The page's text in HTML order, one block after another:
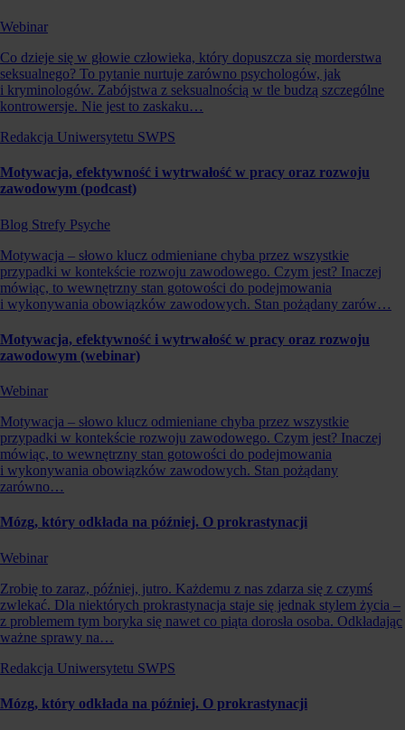
Webinar
Co dzieje się w głowie człowieka, który dopuszcza się morderstwa
seksualnego? To pytanie nurtuje zarówno psychologów, jak
i kryminologów. Zabójstwa z seksualnością w tle budzą szczególne
kontrowersje. Nie jest to zaskaku…
Redakcja Uniwersytetu SWPS
Motywacja, efektywność i wytrwałość w pracy oraz rozwoju
zawodowym (podcast)
Blog Strefy Psyche
Motywacja – słowo klucz odmieniane chyba przez wszystkie
przypadki w kontekście rozwoju zawodowego. Czym jest? Inaczej
mówiąc, to wewnętrzny stan gotowości do podejmowania
i wykonywania obowiązków zawodowych. Stan pożądany zarów…
Motywacja, efektywność i wytrwałość w pracy oraz rozwoju
zawodowym (webinar)
Webinar
Motywacja – słowo klucz odmieniane chyba przez wszystkie
przypadki w kontekście rozwoju zawodowego. Czym jest? Inaczej
mówiąc, to wewnętrzny stan gotowości do podejmowania
i wykonywania obowiązków zawodowych. Stan pożądany
zarówno…
Mózg, który odkłada na później. O prokrastynacji
Webinar
Zrobię to zaraz, później, jutro. Każdemu z nas zdarza się z czymś
zwlekać. Dla niektórych prokrastynacja staje się jednak stylem życia –
z problemem tym boryka się nawet co piąta dorosła osoba. Odkładając
ważne sprawy na…
Redakcja Uniwersytetu SWPS
Mózg, który odkłada na później. O prokrastynacji